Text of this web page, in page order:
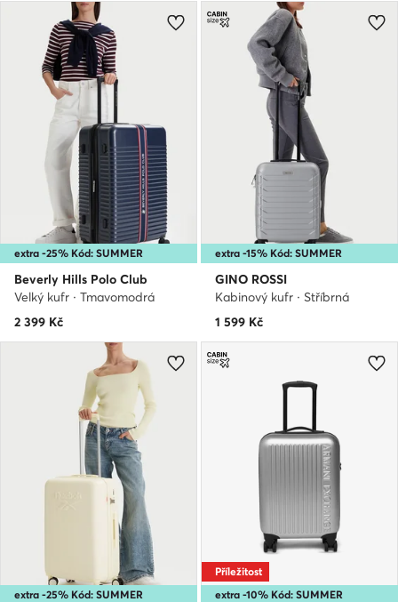
extra -25% Kód: SUMMER
Beverly Hills Polo Club
Velký kufr · Tmavomodrá
2 399 Kč
extra -15% Kód: SUMMER
GINO ROSSI
Kabinový kufr · Stříbrná
1 599 Kč
extra -25% Kód: SUMMER extra -10% Kód: SUMMER
Příležitost